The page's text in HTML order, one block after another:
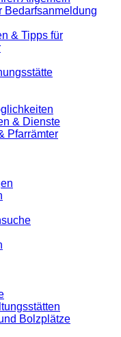
Bedarfsanmeldung
& Tipps für
& Dienste
Pfarrämter
Bolzplätze